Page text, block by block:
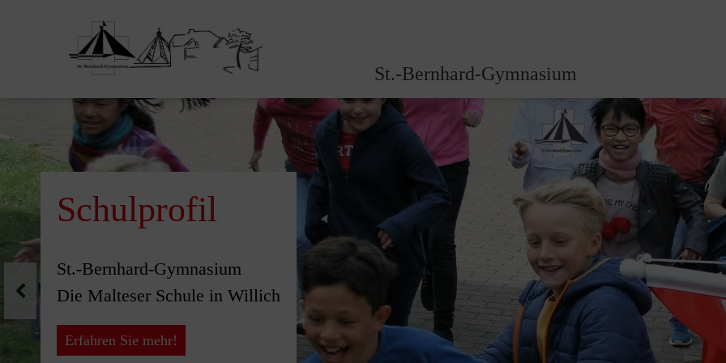
St.-Bernhard-Gymnasium
Schulprofil
St.-Bernhard-Gymnasium
Die Malteser Schule in Willich
Erfahren Sie mehr!